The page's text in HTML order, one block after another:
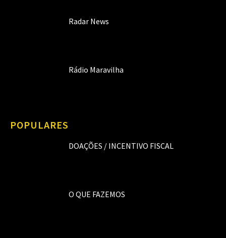
Radar News
Rádio Maravilha
POPULARES
DOAÇÕES / INCENTIVO FISCAL
O QUE FAZEMOS